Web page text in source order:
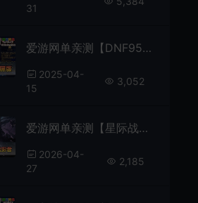
31
爱游网单亲测【DNF95逐龙】宽屏单机版带女鬼剑女圣职者超时空普雷永恒大陆机械七战神黑鸦之境希洛克奥茨玛四小龙巴卡尔 未加密PVF图文攻略GM工具包视频安装教学虚拟机一键端
2025-04-
15
3,052
爱游网单亲测【星际战甲单机版】最新整理42版绘影者版本 免虚拟机端+虚拟机服务端 双端自选 带GM后台发放物品道具 无限现金白金 视频安装教学
2026-04-
27
2,185